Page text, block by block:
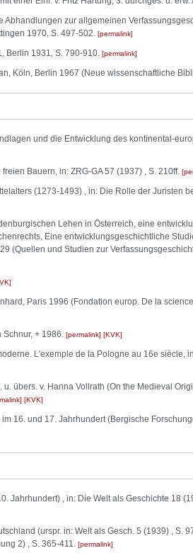
zur allgemeinen
1970, S. 497-502. permalink
Berlin 1931, S. 790-910. permalink
Köln, Berlin 1967 (Neue wissenschaftliche
und die Entwicklung des kontinental-
Bauern, in: ZRG-GA 57 (1937) , S. 210ff.
(1273-1493) , in: Die Rolle der Juristen
Lehen in Österreich, eine
Eine entwicklungsgeschichtliche
(Quellen und Studien zur
Paris 1996 (Fondation europ. De la
Schnur, + 1986. permalink KVK
L'exemple de la Pologne au 16e siècle,
übers. v. Hanna Vollrath (On the Medieval
KVK
16. und 17. Jahrhundert (Bergische
Jahrhundert) , in: Die Welt als Geschichte 18
(urspr. in: Welt als Gesch. 5 (1939) , S.
2) , S. 365-411. permalink